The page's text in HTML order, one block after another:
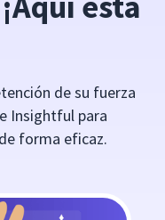
de su fuerza
Insightful para
forma eficaz.